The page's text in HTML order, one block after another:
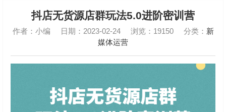
抖店无货源店群玩法5.0进阶密训营
作者：小编 日期：2023-02-24 浏览：19150 分类： 新
媒体运营